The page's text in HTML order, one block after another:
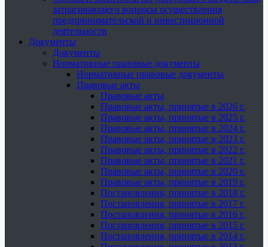
затрагивающего вопросы осуществления
предпринимательской и инвестиционной
деятельности
Документы
Документы
Нормативные правовые документы
Нормативные правовые документы
Правовые акты
Правовые акты
Правовые акты, принятые в 2026 г.
Правовые акты, принятые в 2025 г.
Правовые акты, принятые в 2024 г.
Правовые акты, принятые в 2023 г.
Правовые акты, принятые в 2022 г.
Правовые акты, принятые в 2021 г.
Правовые акты, принятые в 2020 г.
Правовые акты, принятые в 2019 г.
Постановления, принятые в 2018 г.
Постановления, принятые в 2017 г.
Постановления, принятые в 2016 г.
Постановления, принятые в 2015 г.
Постановления, принятые в 2014 г.